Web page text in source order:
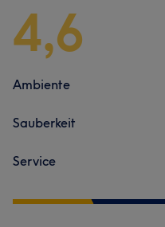
4,6
Ambiente
Sauberkeit
Service